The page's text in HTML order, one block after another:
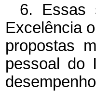
6. Essas
Excelência
propostas
pessoal do